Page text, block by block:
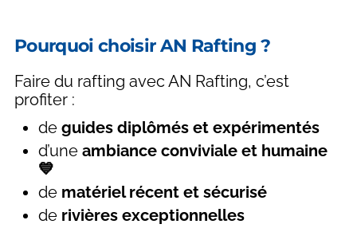
Pourquoi choisir AN Rafting ?
Faire du rafting avec AN Rafting, c’est
profiter :
de guides diplômés et expérimentés
d’une ambiance conviviale et humaine
💙
de matériel récent et sécurisé
de rivières exceptionnelles